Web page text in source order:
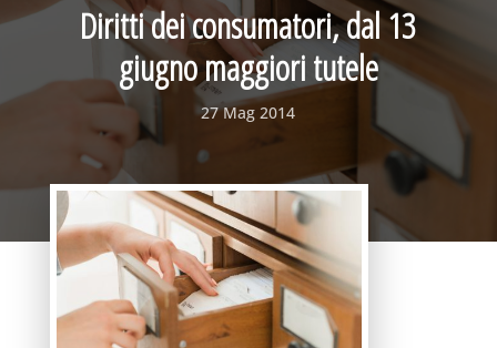
Diritti dei consumatori, dal 13
giugno maggiori tutele
27 Mag 2014